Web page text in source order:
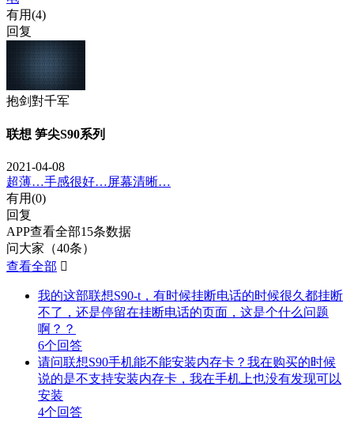
有用(4)
回复
抱剑對千军
联想 笋尖S90系列
2021-04-08
超薄…手感很好…屏幕清晰…
有用(0)
回复
APP查看全部15条数据
问大家（40条）
查看全部 
我的这部联想S90-t，有时候挂断电话的时候很久都挂断
不了，还是停留在挂断电话的页面，这是个什么问题
啊？？
6个回答
请问联想S90手机能不能安装内存卡？我在购买的时候
说的是不支持安装内存卡，我在手机上也没有发现可以
安装
4个回答